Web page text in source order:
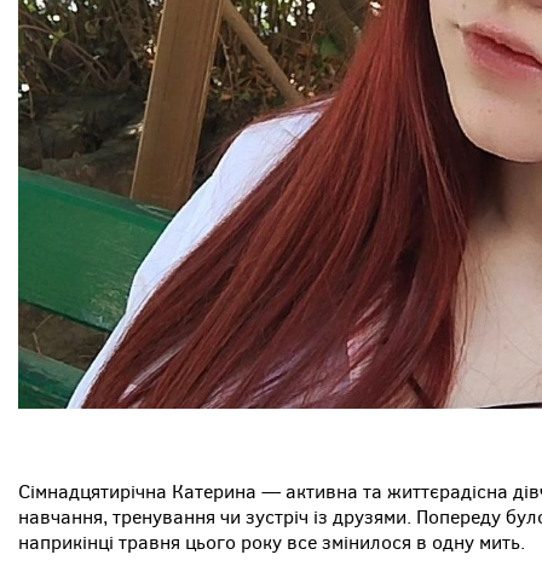
Сімнадцятирічна Катерина — активна та життєрадісна
навчання, тренування чи зустріч із друзями. Попереду
наприкінці травня цього року все змінилося в одну мить.